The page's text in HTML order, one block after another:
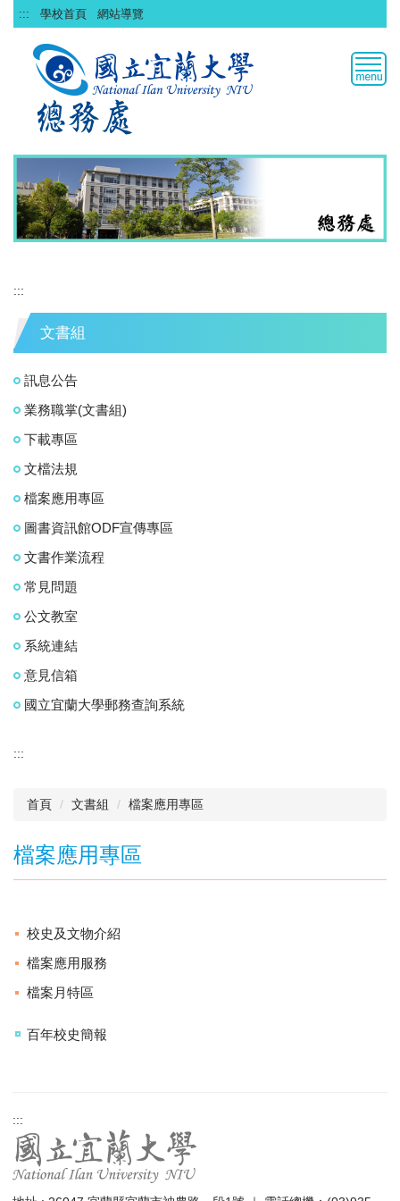
跳
到
::: 學校首頁 網站導覽
:::
文書組
訊息公告
業務職掌(文書組)
下載專區
文檔法規
檔案應用專區
圖書資訊館ODF宣傳專區
文書作業流程
常見問題
公文教室
系統連結
意見信箱
國立宜蘭大學郵務查詢系統
:::
首頁 文書組 檔案應用專區
檔案應用專區
校史及文物介紹
檔案應用服務
檔案月特區
百年校史簡報
:::